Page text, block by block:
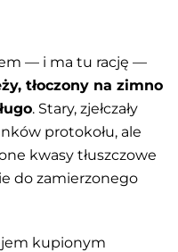
— i ma tu rację —
tłoczony na zimno
. Stary, zjełczały
protokołu, ale
kwasy tłuszczowe
do zamierzonego
kupionym